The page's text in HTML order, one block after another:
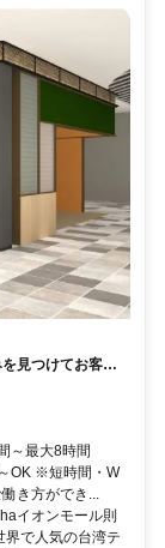
見つけてお客様
～最大8時間
OK ※短時間・W
き方ができ...
イオンモール則
界で人気の台湾テ